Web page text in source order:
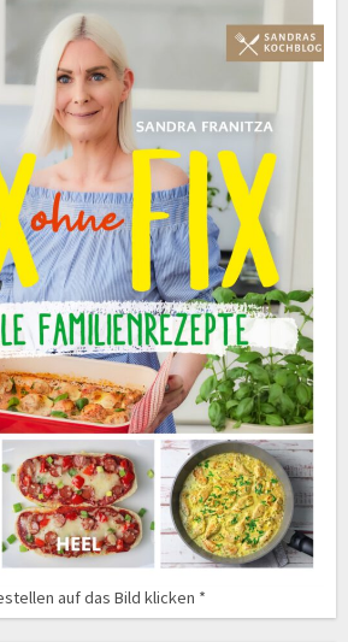
auf das Bild klicken *